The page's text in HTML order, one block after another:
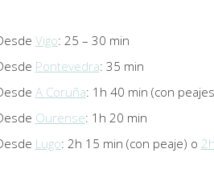
Vigo: 25 – 30 min
Pontevedra: 35 min
A Coruña: 1h 40 min (con
Ourense: 1h 20 min
Lugo: 2h 15 min (con peaje) o